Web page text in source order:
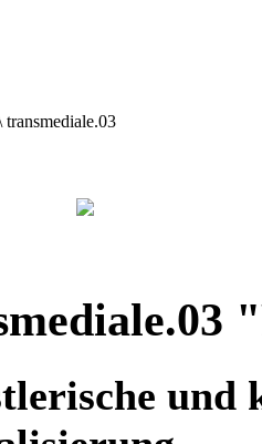
transmediale.03
und